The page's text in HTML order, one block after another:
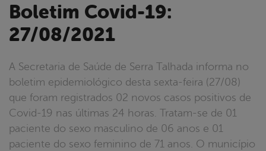
Boletim Covid-19:
27/08/2021
A Secretaria de Saúde de Serra Talhada informa no
boletim epidemiológico desta sexta-feira (27/08)
que foram registrados 02 novos casos positivos de
Covid-19 nas últimas 24 horas. Tratam-se de 01
paciente do sexo masculino de 06 anos e 01
paciente do sexo feminino de 71 anos. O município